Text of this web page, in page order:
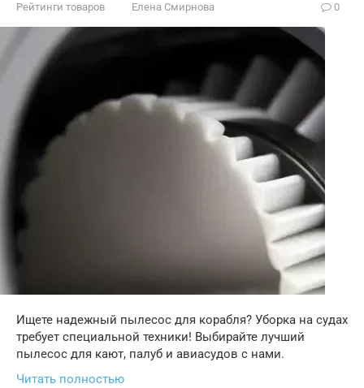
Рейтинги товаров Елена Смирнова 0
Ищете надежный пылесос для корабля? Уборка на судах
требует специальной техники! Выбирайте лучший
пылесос для кают, палуб и авиасудов с нами.
Читать полностью